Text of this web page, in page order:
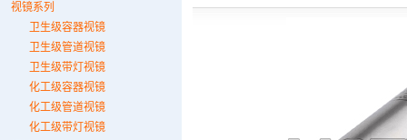
视镜系列
卫生级容器视镜
卫生级管道视镜
卫生级带灯视镜
化工级容器视镜
化工级管道视镜
化工级带灯视镜